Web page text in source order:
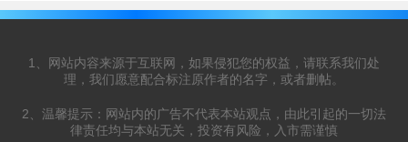
1、网站内容来源于互联网，如果侵犯您的权益，请联系我们处
理，我们愿意配合标注原作者的名字，或者删帖。
2、温馨提示：网站内的广告不代表本站观点，由此引起的一切法
律责任均与本站无关，投资有风险，入市需谨慎